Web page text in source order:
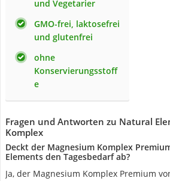
und Vegetarier
GMO-frei, laktosefrei
und glutenfrei
ohne
Konservierungsstoff
e
Fragen und Antworten zu Natural
Komplex
Deckt der Magnesium Komplex
Elements den Tagesbedarf ab?
Ja, der Magnesium Komplex Premium